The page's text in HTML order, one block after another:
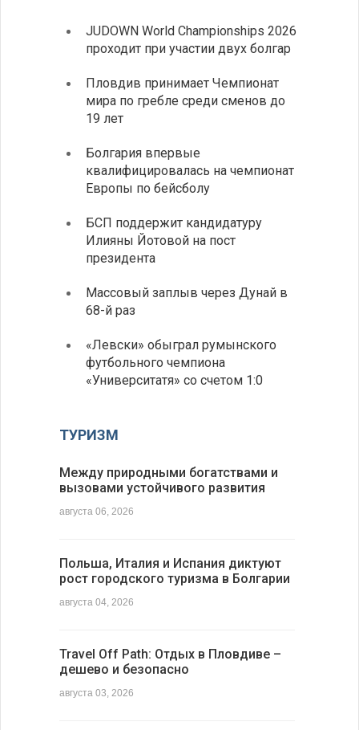
JUDOWN World Championships 2026
проходит при участии двух болгар
Пловдив принимает Чемпионат
мира по гребле среди сменов до
19 лет
Болгария впервые
квалифицировалась на чемпионат
Европы по бейсболу
БСП поддержит кандидатуру
Илияны Йотовой на пост
президента
Массовый заплыв через Дунай в
68-й раз
«Левски» обыграл румынского
футбольного чемпиона
«Университатя» со счетом 1:0
ТУРИЗМ
Между природными богатствами и
вызовами устойчивого развития
августа 06, 2026
Польша, Италия и Испания диктуют
рост городского туризма в Болгарии
августа 04, 2026
Travel Off Path: Отдых в Пловдиве –
дешево и безопасно
августа 03, 2026